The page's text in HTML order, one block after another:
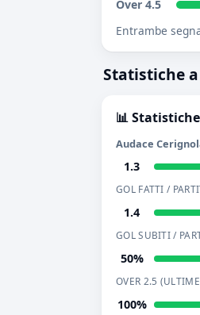
Over 4.5
Entrambe
Statistiche
📊
Audace
1.3
GOL FATTI /
1.4
GOL SUBITI /
50%
OVER 2.5
100%